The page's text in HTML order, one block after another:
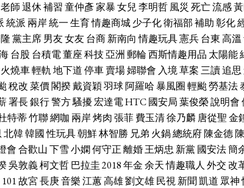
老師退休補習童仲彥家暴女兒李明哲風災 死亡流感
統派 兩岸統一生育情趣商城少子化衛福部補助彰化
黨主席男友女友台商新南向 情趣玩具憲兵台東高溫
台股 台積電董座科技亞洲 郵輪西斯情趣用品 太陽能
火燒車輕軌地下道停車賣場婦聯會 入境草案三讀追思
稅改菜價閣揆戴資穎羽球阿羅哈暴風圈輕颱勞基法
署長銀行警方騷擾宏達電HTC國安局葉俊榮說明會
特蒂竹聯網咖 兩岸烤肉張菲費玉清徐乃麟唐從聖金
北韓韓國性玩具朝鮮林智勝 兄弟 火鍋總統府陳金德
會合歡山下雪小嫻何守正離婚王炳忠 新黨國安法簡
吳敦義柯文哲巴拉圭2018年金余天情趣職人 外交改
101故宮長庚音樂江蕙高雄劉文雄民視新聞 凱道 眾神